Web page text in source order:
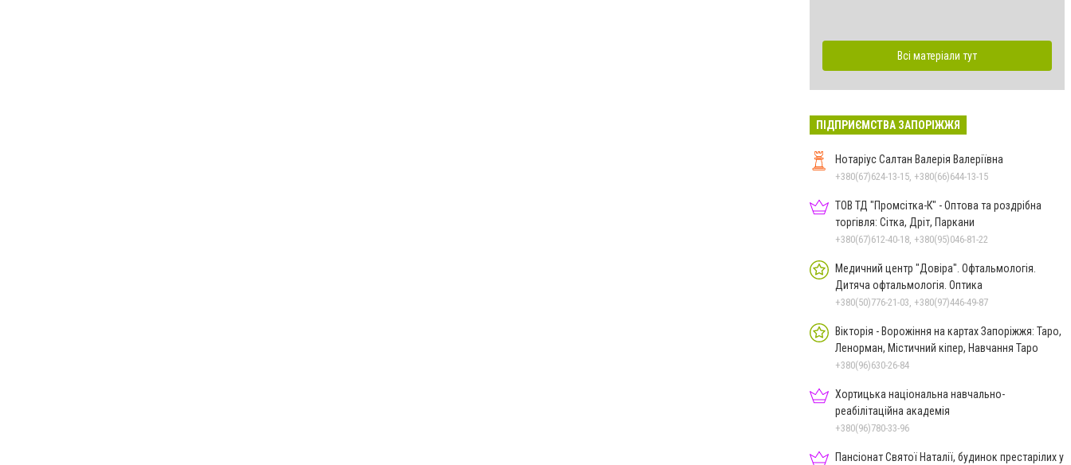
Всі матеріали тут
ПІДПРИЄМСТВА ЗАПОРІЖЖЯ
Нотаріус Салтан Валерія Валеріївна
+380(67)624-13-15, +380(66)644-13-15
ТОВ ТД "Промсітка-К" - Оптова та роздрібна
торгівля: Сітка, Дріт, Паркани
+380(67)612-40-18, +380(95)046-81-22
Медичний центр "Довіра". Офтальмологія.
Дитяча офтальмологія. Оптика
+380(50)776-21-03, +380(97)446-49-87
Вікторія - Ворожіння на картах Запоріжжя: Таро,
Ленорман, Містичний кіпер, Навчання Таро
+380(96)630-26-84
Хортицька національна навчально-
реабілітаційна академія
+380(96)780-33-96
Пансіонат Святої Наталії, будинок престарілих у